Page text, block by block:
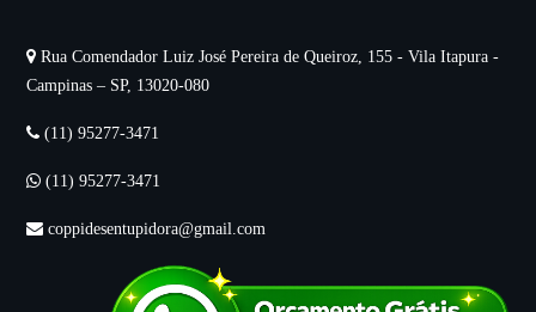
Rua Comendador Luiz José Pereira de Queiroz, 155 - Vila Itapura -
Campinas – SP, 13020-080
(11) 95277-3471
(11) 95277-3471
coppidesentupidora@gmail.com